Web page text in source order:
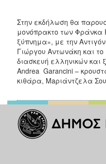
των
Φύλων
Υγεία
Αυτόματοι
Απινιδωτές
ΤΟΠΟΣ
Στην εκδήλωση θα
μονόπρακτο των Φράνκα
ξύπνημα», με την
Γιώργου Αντωνάκη και το
διασκευή ελληνικών και
Andrea Garancini –
κιθάρα, Maριάντζελα